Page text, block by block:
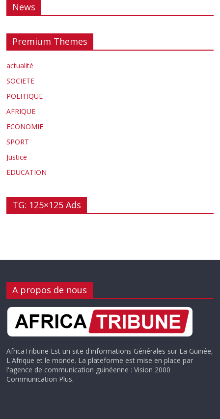
News
Premium Themes
actualité
SOCIETE
POLITIQUE
AFRIQUE
ECONOMIE
SPORT
Justice
EDUCATION
TG: 125×125 Ads
A propos de nous
AfricaTribune Est un site d'informations Générales sur La Guinée,
L'Afrique et le monde. La plateforme est mise en place par
l'agence de communication guinéenne : Vision 2000
Communication Plus.